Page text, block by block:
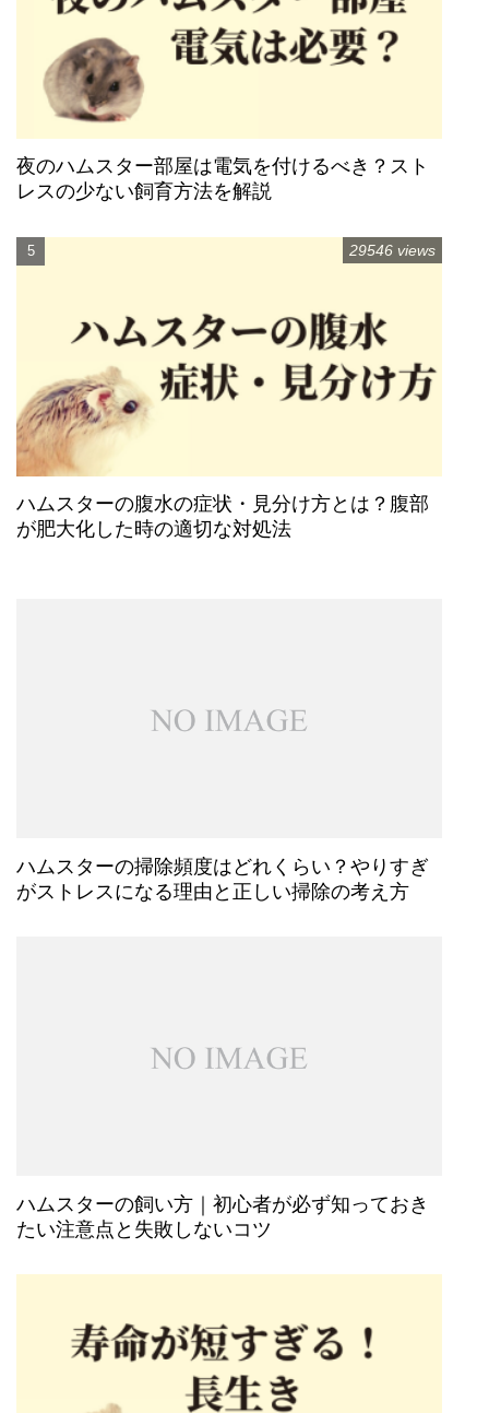
夜のハムスター部屋は電気を付けるべき？スト
レスの少ない飼育方法を解説
ハムスターの腹水の症状・見分け方とは？腹部
が肥大化した時の適切な対処法
29546 views
ハムスターの掃除頻度はどれくらい？やりすぎ
がストレスになる理由と正しい掃除の考え方
ハムスターの飼い方｜初心者が必ず知っておき
たい注意点と失敗しないコツ